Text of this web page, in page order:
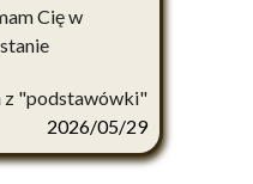
Cię w
z "podstawówki"
2026/05/29